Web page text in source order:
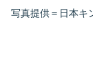
写真提供＝日本キ